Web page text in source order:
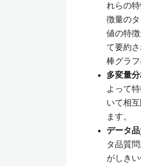
れらの
徴量の
値の特
て要約
棒グラフ
多変量
よって
いて相
ます。
データ
タ品質
がしき